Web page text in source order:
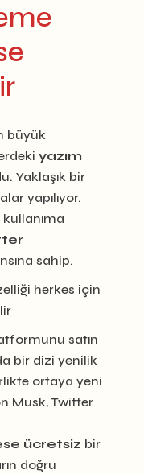
büyük
yazım
Yaklaşık bir
yapılıyor.
sahip.
satın
bir dizi yenilik
ortaya yeni
Musk, Twitter
ücretsiz bir
doğru